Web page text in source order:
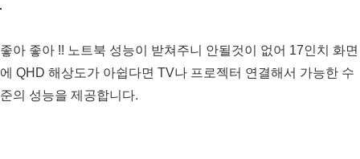
좋아 좋아 !! 노트북 성능이 받쳐주니 안될것이 없어 17인치 화면
에 QHD 해상도가 아쉽다면 TV나 프로젝터 연결해서 가능한 수
준의 성능을 제공합니다.